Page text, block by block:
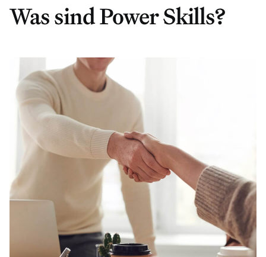
Was sind Power Skills?